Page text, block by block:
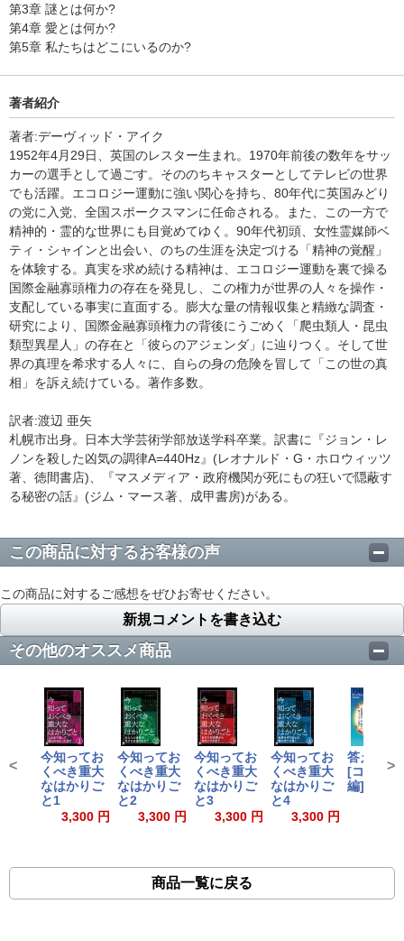
第3章 謎とは何か?
第4章 愛とは何か?
第5章 私たちはどこにいるのか?
著者紹介
著者:デーヴィッド・アイク
1952年4月29日、英国のレスター生まれ。1970年前後の数年をサッ
カーの選手として過ごす。そののちキャスターとしてテレビの世界
でも活躍。エコロジー運動に強い関心を持ち、80年代に英国みどり
の党に入党、全国スポークスマンに任命される。また、この一方で
精神的・霊的な世界にも目覚めてゆく。90年代初頭、女性霊媒師ベ
ティ・シャインと出会い、のちの生涯を決定づける「精神の覚醒」
を体験する。真実を求め続ける精神は、エコロジー運動を裏で操る
国際金融寡頭権力の存在を発見し、この権力が世界の人々を操作・
支配している事実に直面する。膨大な量の情報収集と精緻な調査・
研究により、国際金融寡頭権力の背後にうごめく「爬虫類人・昆虫
類型異星人」の存在と「彼らのアジェンダ」に辿りつく。そして世
界の真理を希求する人々に、自らの身の危険を冒して「この世の真
相」を訴え続けている。著作多数。
訳者:渡辺 亜矢
札幌市出身。日本大学芸術学部放送学科卒業。訳書に『ジョン・レ
ノンを殺した凶気の調律A=440Hz』(レオナルド・G・ホロウィッツ
著、徳間書店)、『マスメディア・政府機関が死にもの狂いで隠蔽す
る秘密の話』(ジム・マース著、成甲書房)がある。
この商品に対するお客様の声
この商品に対するご感想をぜひお寄せください。
新規コメントを書き込む
その他のオススメ商品
今知ってお
くべき重大
なはかりご
と1
3,300 円
今知ってお
くべき重大
なはかりご
と2
3,300 円
今知ってお
くべき重大
なはかりご
と3
3,300 円
今知ってお
くべき重大
なはかりご
と4
3,300 円
答え 第1
[コロナ
編]
< >
商品一覧に戻る